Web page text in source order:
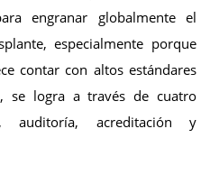
engranar globalmente el
especialmente porque
contar con altos estándares
se logra a través de cuatro
auditoría, acreditación y